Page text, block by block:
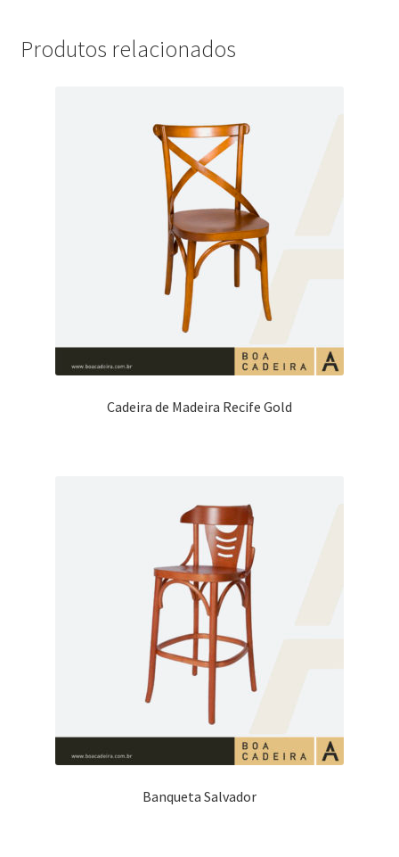
Produtos relacionados
Cadeira de Madeira Recife Gold
Banqueta Salvador